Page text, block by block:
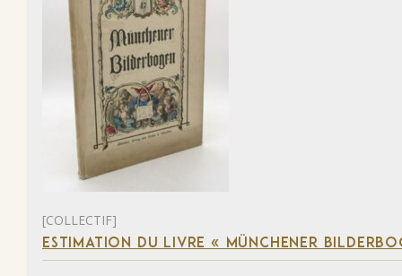
[COLLECTIF]
ESTIMATION DU LIVRE « MÜNCHENER